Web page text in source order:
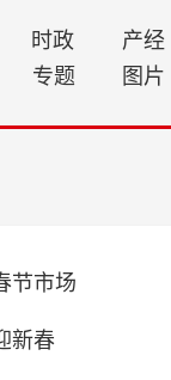
时政 产经
专题 图片
节市场
新春